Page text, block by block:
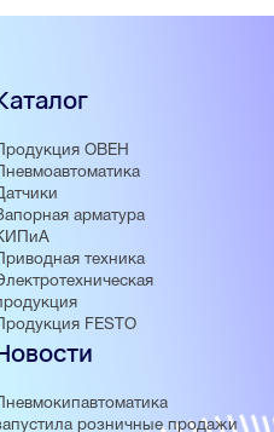
Продукция ОВЕН
Пневмоавтоматика
арматура
Приводная техника
Продукция FESTO
Пневмокипавтоматика
розничные продажи